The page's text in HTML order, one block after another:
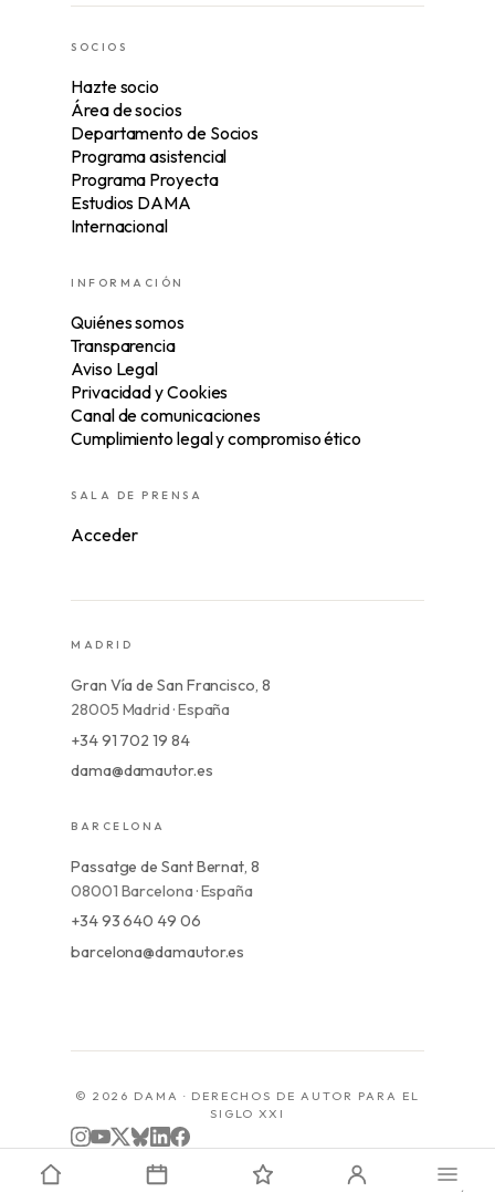
SOCIOS
Hazte socio
Área de socios
Departamento de Socios
Programa asistencial
Programa Proyecta
Estudios DAMA
Internacional
INFORMACIÓN
Quiénes somos
Transparencia
Aviso Legal
Privacidad y Cookies
Canal de comunicaciones
Cumplimiento legal y compromiso ético
SALA DE PRENSA
Acceder
MADRID
Gran Vía de San Francisco, 8
28005 Madrid · España
+34 91 702 19 84
dama@damautor.es
BARCELONA
Passatge de Sant Bernat, 8
08001 Barcelona · España
+34 93 640 49 06
barcelona@damautor.es
© 2026 DAMA · DERECHOS DE AUTOR PARA EL
SIGLO XXI